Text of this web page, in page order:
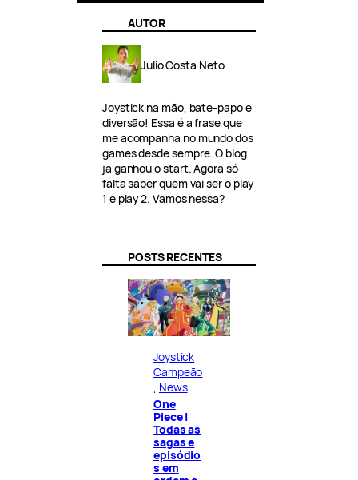
AUTOR
Julio Costa Neto
Joystick na mão, bate-papo e
diversão! Essa é a frase que
me acompanha no mundo dos
games desde sempre. O blog
já ganhou o start. Agora só
falta saber quem vai ser o play
1 e play 2. Vamos nessa?
POSTS RECENTES
Joystick
Campeão
News
One
Piece |
Todas as
sagas e
episódio
s em